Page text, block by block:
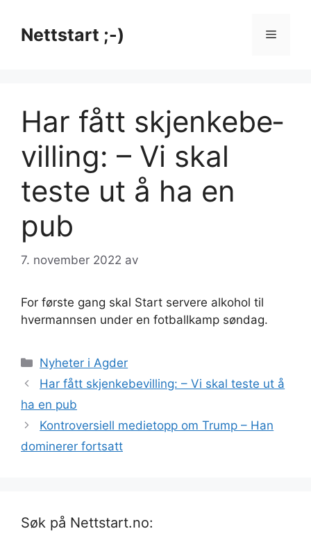
innholdNettstart ;-) Meny
Har fått skjen­kebe­
villing: – Vi skal
teste ut å ha en
pub
7. november 2022 av
For første gang skal Start servere alkohol til
hvermannsen under en fotballkamp søndag.
Kategorier
Nyheter i Agder
Har fått skjen­kebe­villing: – Vi skal teste ut å
ha en pub
Kontroversiell medietopp om Trump – Han
dominerer fortsatt
Søk på Nettstart.no: